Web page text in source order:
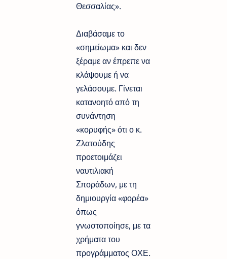
Θεσσαλίας».
Διαβάσαμε το
«σημείωμα» και δεν
ξέραμε αν έπρεπε να
κλάψουμε ή να
γελάσουμε. Γίνεται
κατανοητό από τη
συνάντηση
«κορυφής» ότι ο κ.
Ζλατούδης
προετοιμάζει
ναυτιλιακή
Σποράδων, με τη
δημιουργία «φορέα»
όπως
γνωστοποίησε, με τα
χρήματα του
προγράμματος ΟΧΕ.